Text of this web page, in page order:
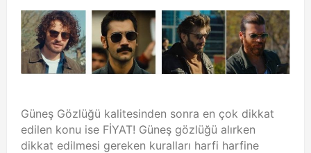
Güneş Gözlüğü kalitesinden sonra en çok dikkat
edilen konu ise FİYAT! Güneş gözlüğü alırken
dikkat edilmesi gereken kuralları harfi harfine